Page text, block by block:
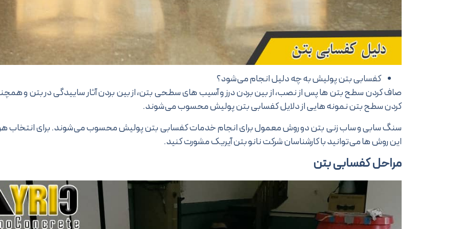
کفسابی بتن پولیش به چه دلیل انجام می‌شود؟
صاف کردن سطح بتن ها پس از نصب، از بین بردن درز و آسیب های سطحی بتن، از بین بردن آثار ساییدگی در بتن و
کردن سطح بتن نمونه هایی از دلایل کفسابی بتن پولیش محسوب می‌شوند.
سنگ سابی و ساب زنی بتن دو روش معمول برای انجام خدمات کفسابی بتن پولیش محسوب می‌شوند. برای انتخاب هر
این روش ها می‌توانید با کارشناسان شرکت نانو بتن آیریک مشورت کنید.
مراحل کفسابی بتن